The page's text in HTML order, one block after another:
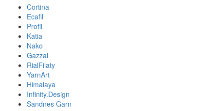
Cortina
Ecafil
Profil
Katia
Nako
Gazzal
RialFilaty
YarnArt
Himalaya
Infinity.Design
Sandnes Garn